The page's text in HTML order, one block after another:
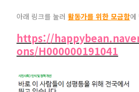
아래 링크를 눌러활동가를 위한 모금함에
https://
ons/H000000191041